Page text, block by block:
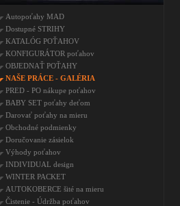
Autopoťahy MAD
Dostupné STRIHY
KATALÓG POŤAHOV
KONFIGURÁTOR poťahov
OBJEDNAŤ POŤAHY
NAŠE PRÁCE - GALÉRIA
PRED - PO nákupe poťahov
BABY SET poťahy deťom
Darovať poťahy na mieru
Obchodné podmienky
Doručovanie zásielok
Výhody poťahov
INDIVIDUAL design
WINTER PACKET
AUTOKOBERCE šité na mieru
Čistenie - Údržba poťahov